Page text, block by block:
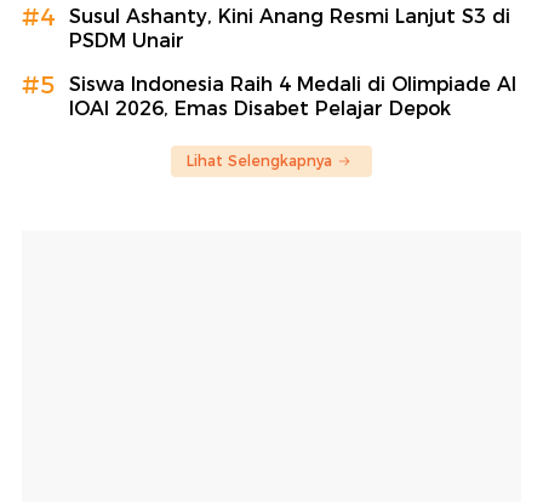
#4
Susul Ashanty, Kini Anang Resmi Lanjut S3 di
PSDM Unair
#5
Siswa Indonesia Raih 4 Medali di Olimpiade AI
IOAI 2026, Emas Disabet Pelajar Depok
Lihat Selengkapnya